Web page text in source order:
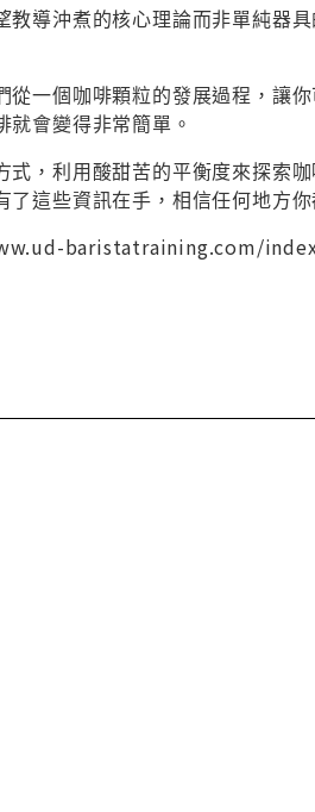
導沖煮的核心理論而非單純器
一個咖啡顆粒的發展過程，讓
會變得非常簡單。
，利用酸甜苦的平衡度來探索
這些資訊在手，相信任何地方
baristatraining.com/